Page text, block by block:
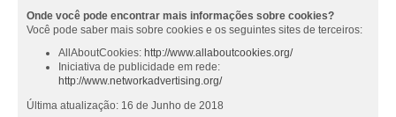
Onde você pode encontrar mais informações sobre cookies?
Você pode saber mais sobre cookies e os seguintes sites de terceiros:
AllAboutCookies: http://www.allaboutcookies.org/
Iniciativa de publicidade em rede:
http://www.networkadvertising.org/
Última atualização: 16 de Junho de 2018